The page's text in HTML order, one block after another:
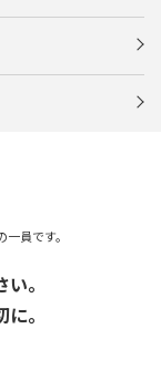
員です。
。
。